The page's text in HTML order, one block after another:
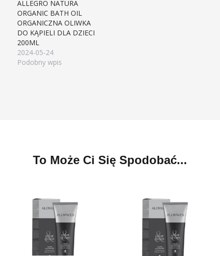
ALLEGRO NATURA
ORGANIC BATH OIL
ORGANICZNA OLIWKA
DO KĄPIELI DLA DZIECI
200ML
2024-05-24
Podobny wpis
To Może Ci Się Spodobać...